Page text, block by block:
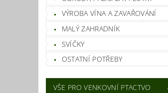
VÝROBA VÍNA A ZAVAŘOVÁNÍ
MALÝ ZAHRADNÍK
SVÍČKY
OSTATNÍ POTŘEBY
VŠE PRO VENKOVNÍ PTACTVO